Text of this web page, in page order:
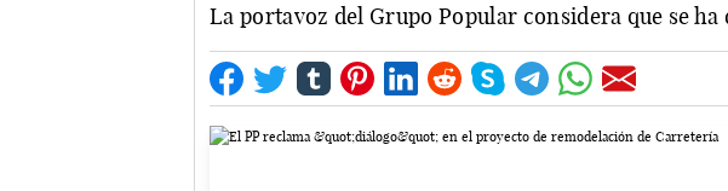
La portavoz del Grupo Popular considera que se